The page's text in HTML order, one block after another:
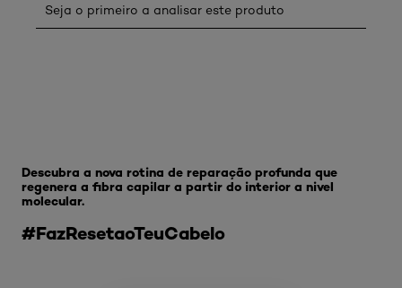
#FazResetaoTeuCabelo
Descubra a nova rotina de reparação profunda que
regenera a fibra capilar a partir do interior a nivel
molecular.